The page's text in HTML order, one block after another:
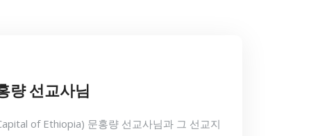
선교사님
of Ethiopia) 문홍량 선교사님과 그 선교지